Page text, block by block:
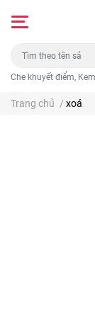
Che khuyết điểm,
Trang chủ / xoá